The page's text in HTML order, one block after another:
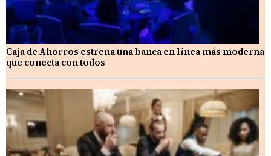
Caja de Ahorros estrena una banca en línea más moderna
que conecta con todos